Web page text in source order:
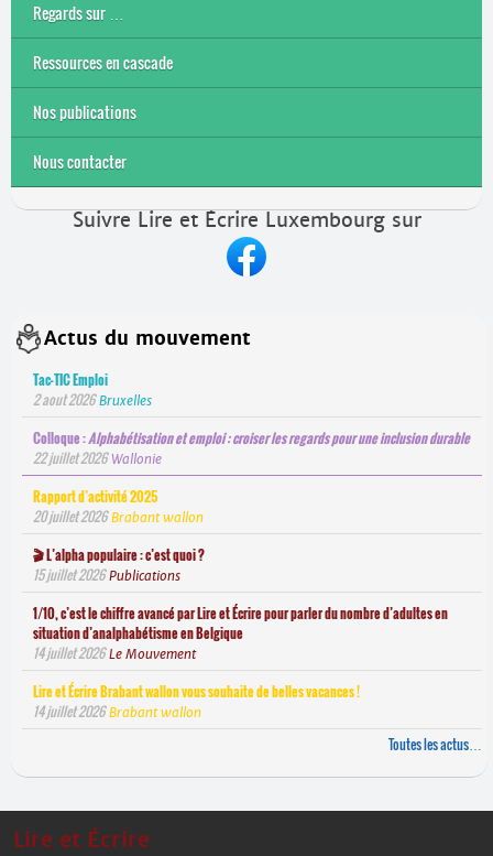
Regards sur …
Ressources en cascade
Nos publications
Nous contacter
Suivre Lire et Écrire Luxembourg sur
Actus du mouvement
Tac-TIC Emploi
2 aout 2026 Bruxelles
Colloque :Alphabétisation et emploi : croiser les regards pour une inclusion durable
22 juillet 2026 Wallonie
Rapport d’activité 2025
20 juillet 2026 Brabant wallon
🎬 L’alpha populaire : c’est quoi ?
15 juillet 2026 Publications
1/10, c’est le chiffre avancé par Lire et Écrire pour parler du nombre d’adultes en
situation d’analphabétisme en Belgique
14 juillet 2026 Le Mouvement
Lire et Écrire Brabant wallon vous souhaite de belles vacances !
14 juillet 2026 Brabant wallon
Toutes les actus…
Lire et Écrire